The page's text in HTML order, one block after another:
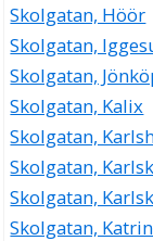
Skolgatan, Höör
Skolgatan,
Skolgatan,
Skolgatan, Kalix
Skolgatan,
Skolgatan,
Skolgatan,
Skolgatan,